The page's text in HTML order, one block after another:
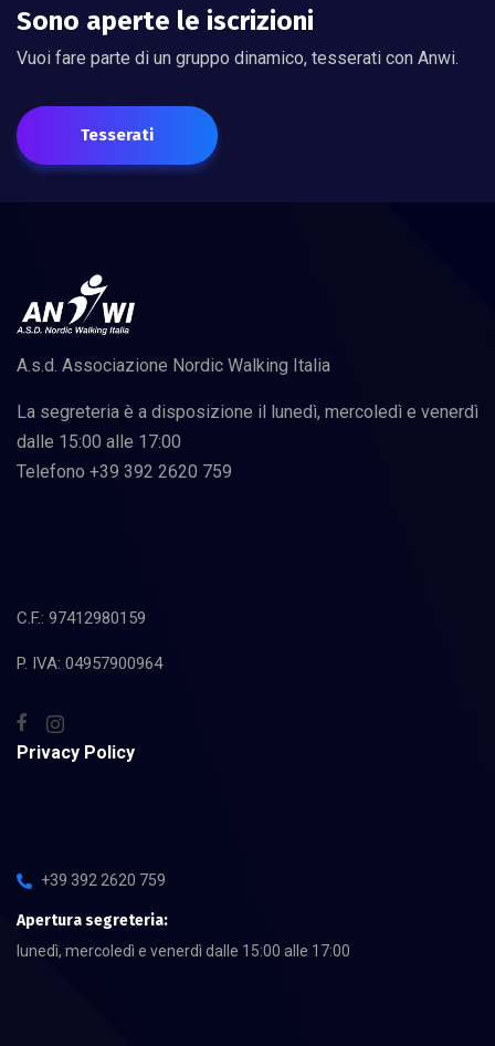
Sono aperte le iscrizioni
Vuoi fare parte di un gruppo dinamico, tesserati con Anwi.
Tesserati
A.s.d. Associazione Nordic Walking Italia
La segreteria è a disposizione il lunedì, mercoledì e venerdì
dalle 15:00 alle 17:00
Telefono +39 392 2620 759
C.F.: 97412980159
P. IVA: 04957900964
Privacy Policy
+39 392 2620 759
Apertura segreteria:
lunedì, mercoledì e venerdì dalle 15:00 alle 17:00